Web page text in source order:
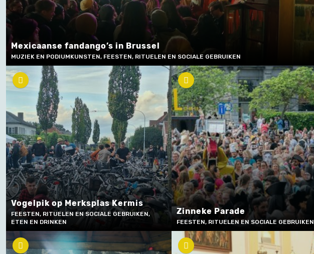
Mexicaanse fandango’s in Brussel
MUZIEK EN PODIUMKUNSTEN, FEESTEN, RITUELEN EN SOCIALE GEBRUIKEN
Vogelpik op Merksplas Kermis
FEESTEN, RITUELEN EN SOCIALE GEBRUIKEN,
ETEN EN DRINKEN
Zinneke Parade
FEESTEN, RITUELEN EN SOCIALE GEBRUIKEN